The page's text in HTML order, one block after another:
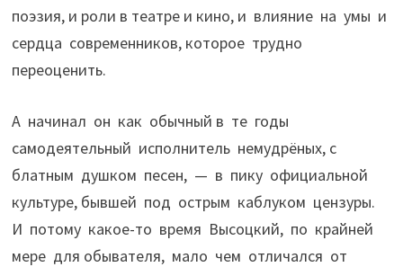
поэзия, и роли в театре и кино, и влияние на умы и
сердца современников, которое трудно
переоценить.
А начинал он как обычный в те годы
самодеятельный исполнитель немудрёных, с
блатным душком песен, — в пику официальной
культуре, бывшей под острым каблуком цензуры.
И потому какое-то время Высоцкий, по крайней
мере для обывателя, мало чем отличался от